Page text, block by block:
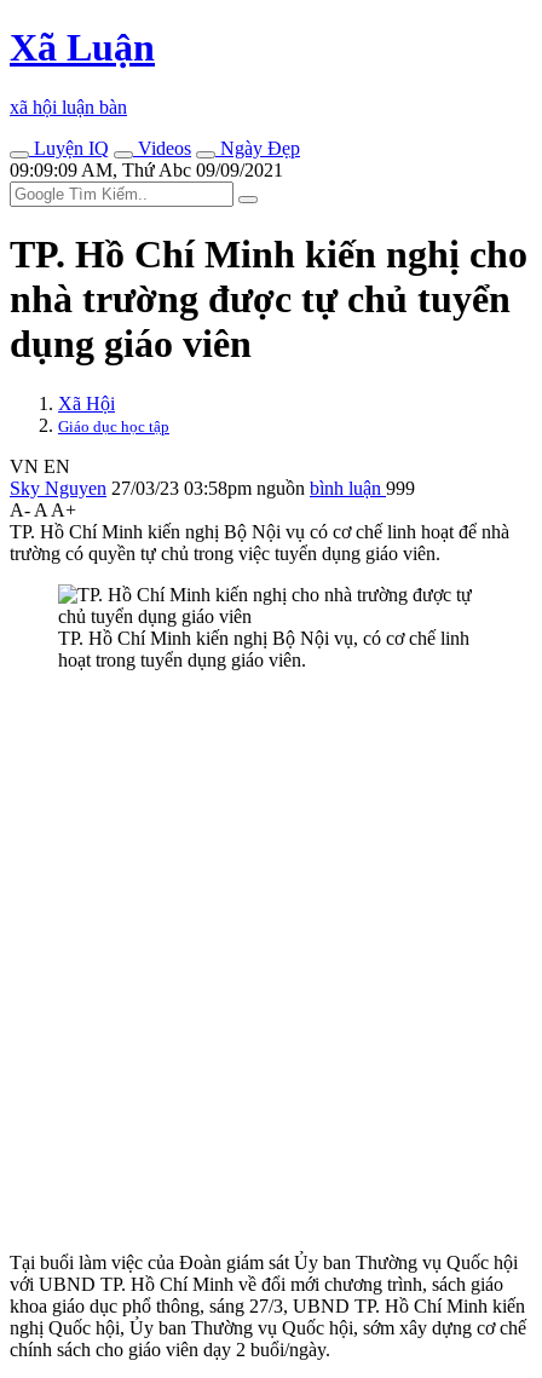
Xã Luận
xã hội luận bàn
Luyện IQ
Videos
Ngày Đẹp
09:09:09 AM, Thứ Abc 09/09/2021
TP. Hồ Chí Minh kiến nghị cho
nhà trường được tự chủ tuyển
dụng giáo viên
Xã Hội
Giáo dục học tập
VN EN
Sky Nguyen 27/03/23 03:58pm nguồn bình luận 999
A- A A+
TP. Hồ Chí Minh kiến nghị Bộ Nội vụ có cơ chế linh hoạt để nhà
trường có quyền tự chủ trong việc tuyển dụng giáo viên.
TP. Hồ Chí Minh kiến nghị Bộ Nội vụ, có cơ chế linh
hoạt trong tuyển dụng giáo viên.
Tại buổi làm việc của Đoàn giám sát Ủy ban Thường vụ Quốc hội
với UBND TP. Hồ Chí Minh về đổi mới chương trình, sách giáo
khoa giáo dục phổ thông, sáng 27/3, UBND TP. Hồ Chí Minh kiến
nghị Quốc hội, Ủy ban Thường vụ Quốc hội, sớm xây dựng cơ chế
chính sách cho giáo viên dạy 2 buổi/ngày.